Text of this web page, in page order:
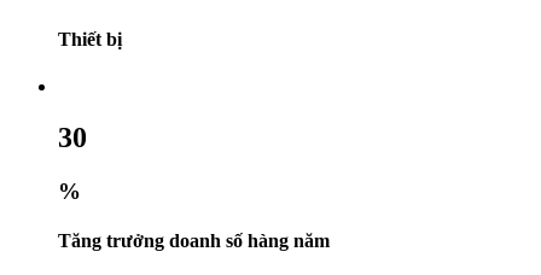
Thiết bị
30
%
Tăng trưởng doanh số hàng năm